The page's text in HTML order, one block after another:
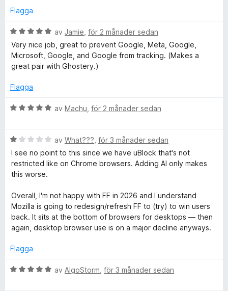
&
T
a
c
k
e
r
P
o
Flagga
B
e
t
y
s
t
a
v
av Jamie för 2 månader sedan
Very nice job, great to prevent Google, Meta, Google,
Microsoft, Google, and Google from tracking. (Makes a
great pair with Ghostery.)
Flagga
B
y
g
s
a
t
5
a
v
av Machu för 2 månader sedan
B
e
t
y
s
a
t
t
a
5
av What??? för 3 månader sedan
I see no point to this since we have uBlock that's not
restricted like on Chrome browsers. Adding AI only makes
this worse.
Overall, I'm not happy with FF in 2026 and I understand
Mozilla is going to redesign/refresh FF to (try) to win users
back. It sits at the bottom of browsers for desktops — then
again, desktop browser use is on a major decline anyways.
Flagga
B
av AlgoStorm för 3 månader sedan